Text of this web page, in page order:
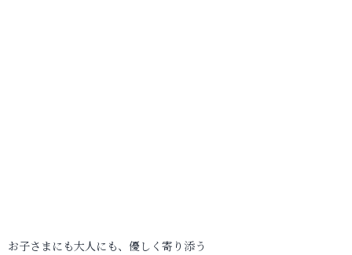
お子さまにも大人にも、優しく寄り添う